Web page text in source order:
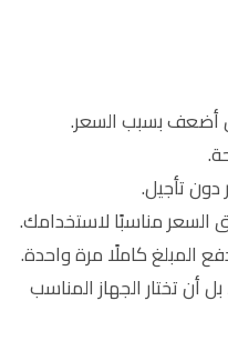
أضعف بسبب السعر.
تأجيل.
السعر مناسبًا لاستخدامك.
المبلغ كاملًا مرة واحدة.
تختار الجهاز المناسب